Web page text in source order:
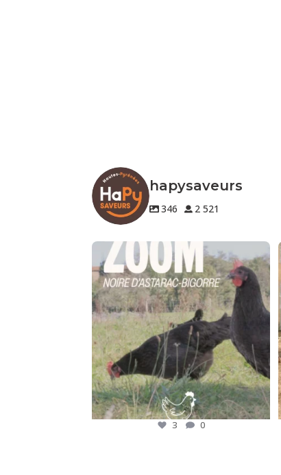
hapysaveurs
346 2 521
🐔 Zoom sur un produit de notre terroir
Le...
3 0
3 0